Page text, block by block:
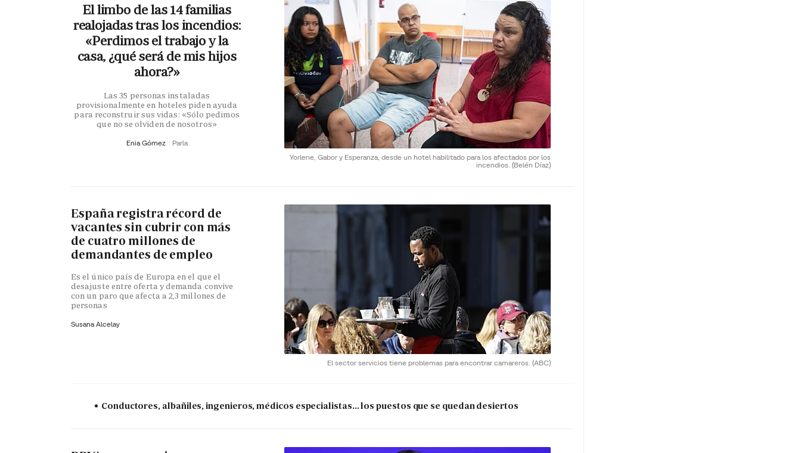
Yorlene, Gabor y Esperanza, desde un hotel habilitado para los afectados por los
incendios. (Belén Díaz)
El limbo de las 14 familias
realojadas tras los incendios:
«Perdimos el trabajo y la
casa, ¿qué será de mis hijos
ahora?»
Las 35 personas instaladas
provisionalmente en hoteles piden ayuda
para reconstruir sus vidas: «Sólo pedimos
que no se olviden de nosotros»
Enia Gómez Parla
El sector servicios tiene problemas para encontrar camareros. (ABC)
España registra récord de
vacantes sin cubrir con más
de cuatro millones de
demandantes de empleo
Es el único país de Europa en el que el
desajuste entre oferta y demanda convive
con un paro que afecta a 2,3 millones de
personas
Susana Alcelay
Conductores, albañiles, ingenieros, médicos especialistas... los puestos que se quedan desiertos